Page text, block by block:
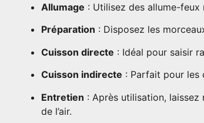
Allumage : Utilisez des allume-
Préparation : Disposez les
Cuisson directe : Idéal pour saisir
Cuisson indirecte : Parfait pour les
Entretien : Après utilisation,
de l’air.